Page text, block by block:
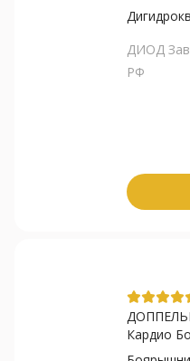
ДИОД
РФ
Кардио